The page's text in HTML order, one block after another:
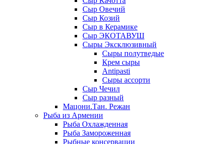
Сыр Овечий
Сыр Козий
Сыр в Керамике
Сыр ЭКОТАВУШ
Сыры Эксклюзивный
Сыры полутведые
Крем сыры
Antipasti
Сыры ассорти
Сыр Чечил
Сыр разный
Мацони.Тан. Режан
Рыба из Армении
Рыба Охлажденная
Рыба Замороженная
Рыбные консервации